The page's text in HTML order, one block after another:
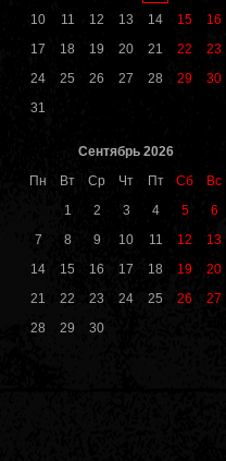
10
11 12 13 14 15
16
17
18 19 20 21 22
23
24
25 26 27 28 29
30
31
Сентябрь 2026
Пн
Вт Ср Чт Пт Сб
Вс
1
2 3 4 5
6
7
8 9 10 11 12
13
14
15 16 17 18 19
20
21
22 23 24 25 26
27
28
29 30